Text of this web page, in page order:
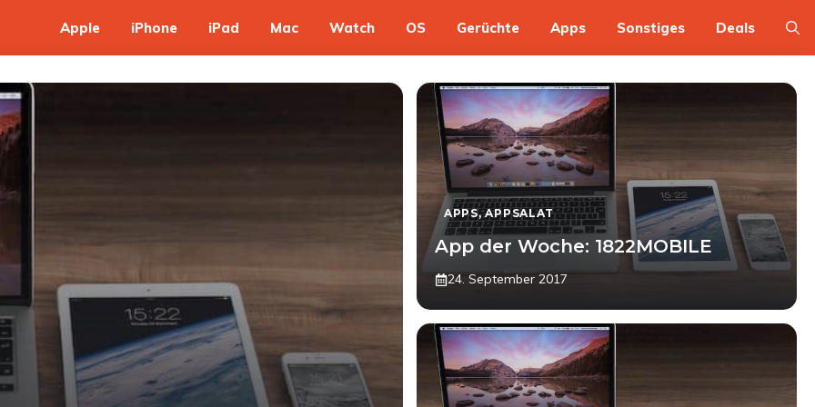
Apple iPhone iPad Mac Watch OS Gerüchte Apps Sonstiges Deals
APPS,APPSALAT
App der Woche: 1822MOBILE
24. September 2017